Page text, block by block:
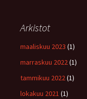
Arkistot
maaliskuu 2023 (1)
marraskuu 2022(1)
tammikuu 2022(1)
lokakuu 2021 (1)